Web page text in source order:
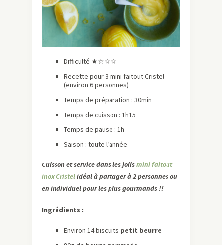
Difficulté ★☆☆☆
Recette pour 3 mini faitout Cristel
(environ 6 personnes)
Temps de préparation : 30min
Temps de cuisson : 1h15
Temps de pause : 1h
Saison : toute l’année
Cuisson et service dans les jolismini faitout
inox Cristelidéal à partager à 2 personnes ou
en individuel pour les plus gourmands !!
Ingrédients :
Environ 14 biscuits petit beurre